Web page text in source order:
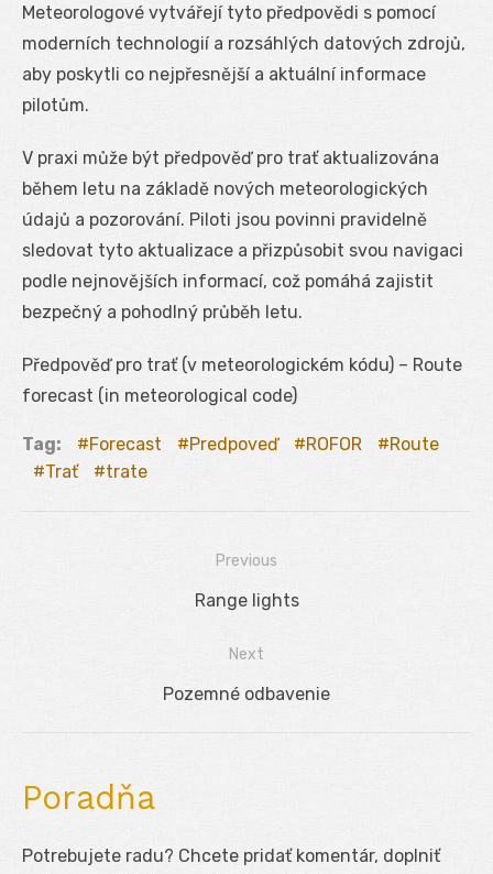
Meteorologové vytvářejí tyto předpovědi s pomocí
moderních technologií a rozsáhlých datových zdrojů,
aby poskytli co nejpřesnější a aktuální informace
pilotům.
V praxi může být předpověď pro trať aktualizována
během letu na základě nových meteorologických
údajů a pozorování. Piloti jsou povinni pravidelně
sledovat tyto aktualizace a přizpůsobit svou navigaci
podle nejnovějších informací, což pomáhá zajistit
bezpečný a pohodlný průběh letu.
Předpověď pro trať (v meteorologickém kódu) – Route
forecast (in meteorological code)
Tag: Forecast Predpoveď ROFOR
Route
Trať
trate
Previous
Previous
Range lights
Next
Next
Pozemné odbavenie
Poradňa
Potrebujete radu? Chcete pridať komentár, doplniť